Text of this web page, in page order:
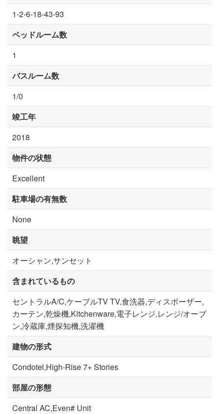
1-2-6-18-43-93
ベッドルーム数
1
バスルーム数
1/0
竣工年
2018
物件の状態
Excellent
駐車場の有無数
None
眺望
オーシャン,サンセット
含まれているもの
セントラルA/C,ケーブルTV TV,食洗器,ディスポーザー,
カーテン,乾燥機,Kitchenware,電子レンジ,レンジ/オーブ
ン,冷蔵庫,煙探知機,洗濯機
建物の形式
Condotel,High-Rise 7+ Stories
部屋の形態
Central AC,Even# Unit